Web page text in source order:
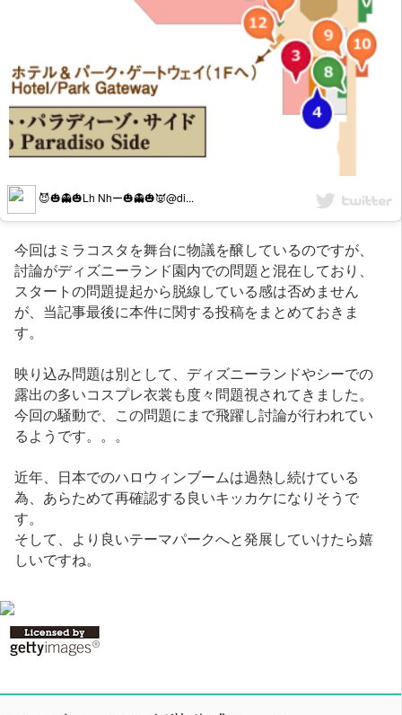
😈🎃👻🎃Lh Nhー🎃👻🎃👿@di...
今回はミラコスタを舞台に物議を醸しているのですが、
討論がディズニーランド園内での問題と混在しており、
スタートの問題提起から脱線している感は否めません
が、当記事最後に本件に関する投稿をまとめておきま
す。
映り込み問題は別として、ディズニーランドやシーでの
露出の多いコスプレ衣裳も度々問題視されてきました。
今回の騒動で、この問題にまで飛躍し討論が行われてい
るようです。。。
近年、日本でのハロウィンブームは過熱し続けている
為、あらためて再確認する良いキッカケになりそうで
す。
そして、より良いテーマパークへと発展していけたら嬉
しいですね。